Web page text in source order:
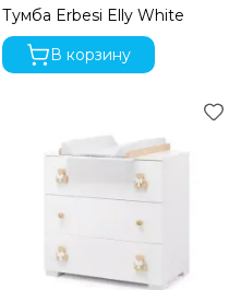
Тумба Erbesi Elly White
В корзину